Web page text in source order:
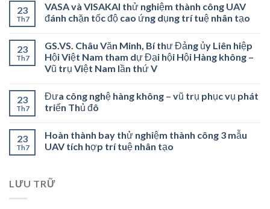
23
Th7
VASA và VISAKAI thử nghiệm thành công UAV
đánh chặn tốc độ cao ứng dụng trí tuệ nhân tạo
23
Th7
GS.VS. Châu Văn Minh, Bí thư Đảng ủy Liên hiệp
Hội Việt Nam tham dự Đại hội Hội Hàng không –
Vũ trụ Việt Nam lần thứ V
23
Th7
Đưa công nghệ hàng không – vũ trụ phục vụ phát
triển Thủ đô
23
Th7
Hoàn thành bay thử nghiệm thành công 3 mẫu
UAV tích hợp trí tuệ nhân tạo
LƯU TRỮ